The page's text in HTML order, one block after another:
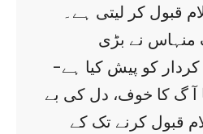
قبول کر لیتی ہے۔
نے بڑی
کو پیش کیا ہے-
آ گ کا خوف، دل کی بے
قبول کرنے تک کے